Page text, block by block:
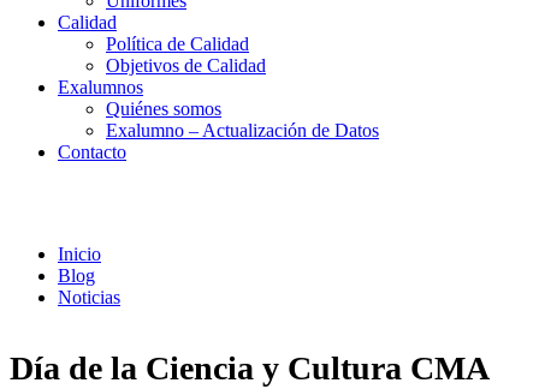
Calidad
Política de Calidad
Objetivos de Calidad
Exalumnos
Quiénes somos
Exalumno – Actualización de Datos
Contacto
Inicio
Blog
Noticias
Día de la Ciencia y Cultura CMA